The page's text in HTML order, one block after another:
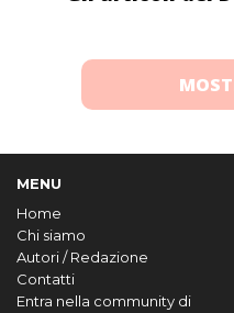
MENU
Home
Chi siamo
Autori / Redazione
Contatti
Entra nella community di